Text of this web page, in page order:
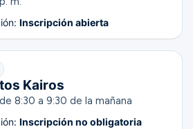
Inscripción abierta
Kairos
8:30 a 9:30 de la mañana
Inscripción no obligatoria